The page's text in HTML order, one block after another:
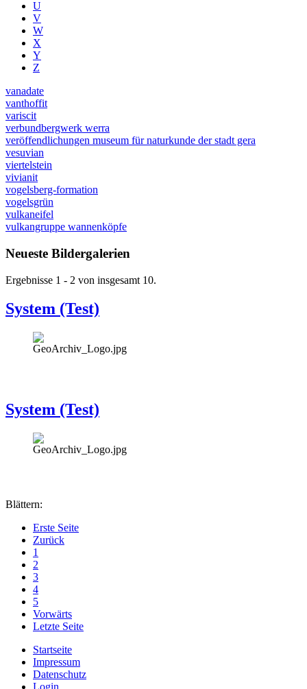
U
V
W
X
Y
Z
vanadate
vanthoffit
variscit
verbundbergwerk werra
veröffendlichungen museum für naturkunde der stadt gera
vesuvian
viertelstein
vivianit
vogelsberg-formation
vogelsgrün
vulkaneifel
vulkangruppe wannenköpfe
Neueste Bildergalerien
Ergebnisse 1 - 2 von insgesamt 10.
System (Test)
System (Test)
Blättern:
Erste Seite
Zurück
1
2
3
4
5
Vorwärts
Letzte Seite
Startseite
Impressum
Datenschutz